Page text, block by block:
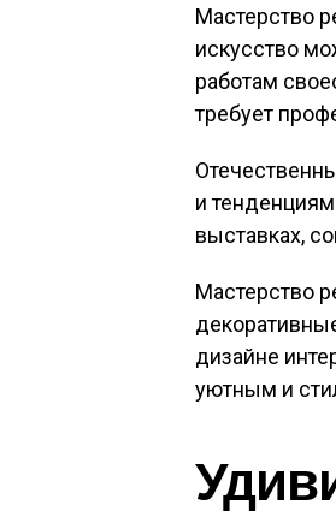
Мастерство
искусство
работам
требует
и
выставках,
Мастерство
дизайне
уютным и